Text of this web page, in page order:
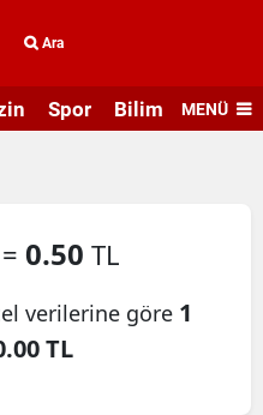
Ara
Spor Bilim veMENÜ
0.50 TL
verilerine göre 1
TL